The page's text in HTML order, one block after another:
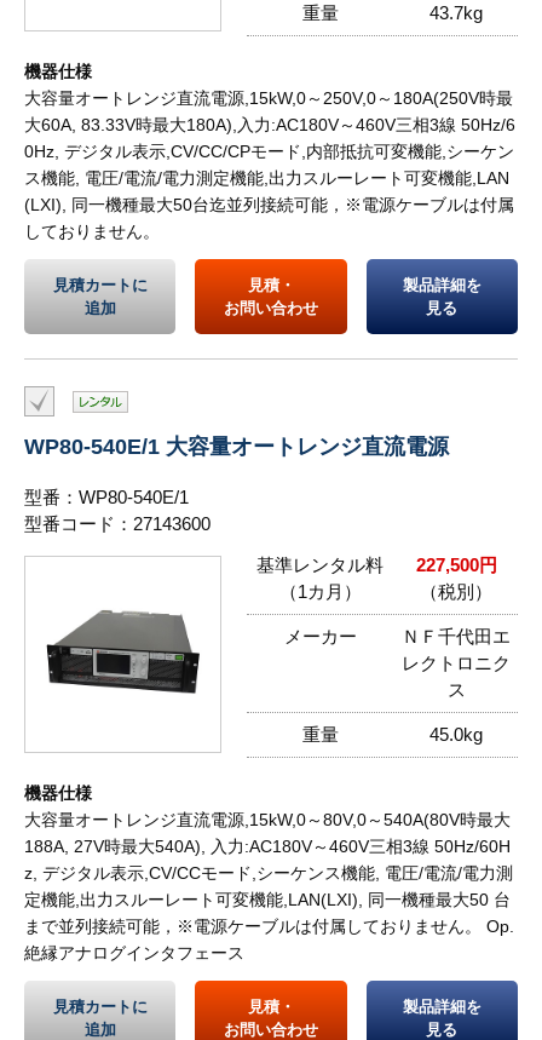
重量 43.7kg
機器仕様
大容量オートレンジ直流電源,15kW,0～250V,0～180A(250V時最
大60A, 83.33V時最大180A),入力:AC180V～460V三相3線 50Hz/6
0Hz, デジタル表示,CV/CC/CPモード,内部抵抗可変機能,シーケン
ス機能, 電圧/電流/電力測定機能,出力スルーレート可変機能,LAN
(LXI), 同一機種最大50台迄並列接続可能，※電源ケーブルは付属
しておりません。
見積カートに
追加
見積・
お問い合わせ
製品詳細を
見る
WP80-540E/1 大容量オートレンジ直流電源
型番：WP80-540E/1
型番コード：27143600
基準レンタル料
（1カ月）
227,500円
（税別）
メーカー
ＮＦ千代田エ
レクトロニク
ス
重量 45.0kg
機器仕様
大容量オートレンジ直流電源,15kW,0～80V,0～540A(80V時最大
188A, 27V時最大540A), 入力:AC180V～460V三相3線 50Hz/60H
z, デジタル表示,CV/CCモード,シーケンス機能, 電圧/電流/電力測
定機能,出力スルーレート可変機能,LAN(LXI), 同一機種最大50 台
まで並列接続可能，※電源ケーブルは付属しておりません。 Op.
絶縁アナログインタフェース
見積カートに
追加
見積・
お問い合わせ
製品詳細を
見る